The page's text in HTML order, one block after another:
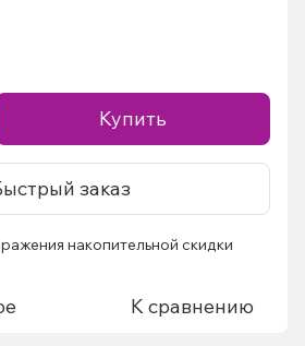
Купить
заказ
накопительной скидки
К сравнению